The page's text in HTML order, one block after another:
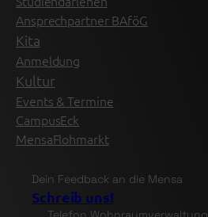
Ansprechpartner BAföG
Kita
Anmeldung
Kultur
Events & Termine
CampusEck
MensaFlohmarkt
Dein Feedback an die Mensa
Schreib uns!